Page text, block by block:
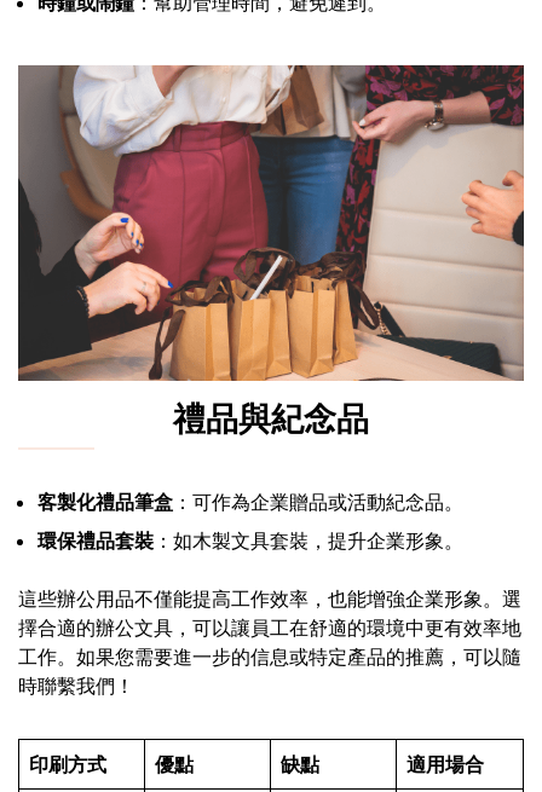
禮品與紀念品
客製化禮品筆盒 ：可作為企業贈品或活動紀念品。
環保禮品套裝 ：如木製文具套裝，提升企業形象。
這些辦公用品不僅能提高工作效率，也能增強企業形象。選
擇合適的辦公文具，可以讓員工在舒適的環境中更有效率地
工作。如果您需要進一步的信息或特定產品的推薦，可以隨
時聯繫我們！
印刷方式 優點 缺點 適用場合